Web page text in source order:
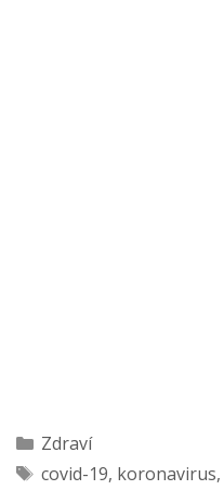
Rubriky
Zdraví
Štítky
covid-19, koronavirus,